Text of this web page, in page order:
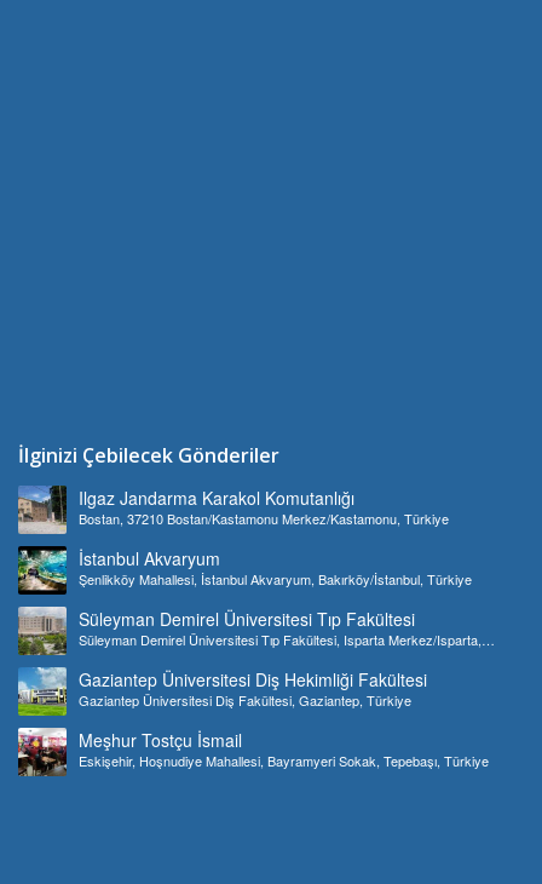
İlginizi Çebilecek Gönderiler
Ilgaz Jandarma Karakol Komutanlığı
Bostan, 37210 Bostan/Kastamonu Merkez/Kastamonu, Türkiye
İstanbul Akvaryum
Şenlikköy Mahallesi, İstanbul Akvaryum, Bakırköy/İstanbul, Türkiye
Süleyman Demirel Üniversitesi Tıp Fakültesi
Süleyman Demirel Üniversitesi Tıp Fakültesi, Isparta Merkez/Isparta,
Gaziantep Üniversitesi Diş Hekimliği Fakültesi
Gaziantep Üniversitesi Diş Fakültesi, Gaziantep, Türkiye
Meşhur Tostçu İsmail
Eskişehir, Hoşnudiye Mahallesi, Bayramyeri Sokak, Tepebaşı, Türkiye